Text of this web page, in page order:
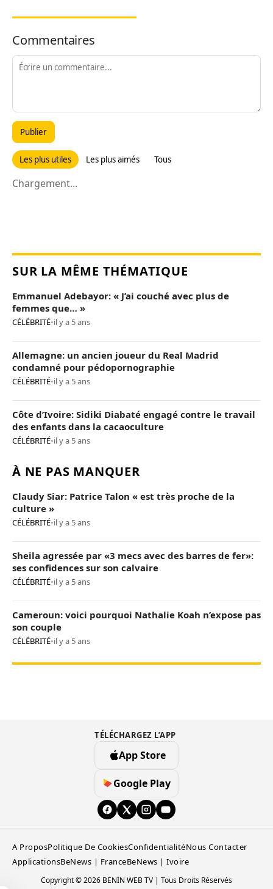
Commentaires
Publier
Les plus utiles Les plus aimés Tous
Chargement...
SUR LA MÊME THÉMATIQUE
Emmanuel Adebayor: « J’ai couché avec plus de
femmes que… »
CÉLÉBRITÉ•il y a 5 ans
Allemagne: un ancien joueur du Real Madrid
condamné pour pédopornographie
CÉLÉBRITÉ•il y a 5 ans
Côte d’Ivoire: Sidiki Diabaté engagé contre le travail
des enfants dans la cacaoculture
CÉLÉBRITÉ•il y a 5 ans
À NE PAS MANQUER
Claudy Siar: Patrice Talon « est très proche de la
culture »
CÉLÉBRITÉ•il y a 5 ans
Sheila agressée par «3 mecs avec des barres de fer»:
ses confidences sur son calvaire
CÉLÉBRITÉ•il y a 5 ans
Cameroun: voici pourquoi Nathalie Koah n’expose pas
son couple
CÉLÉBRITÉ•il y a 5 ans
TÉLÉCHARGEZ L’APP
App Store
Google Play
A ProposPolitique De CookiesConfidentialitéNous Contacter
ApplicationsBeNews | FranceBeNews | Ivoire
Copyright © 2026 BENIN WEB TV | Tous Droits Réservés